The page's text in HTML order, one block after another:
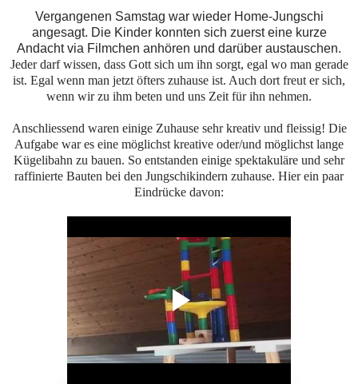
Vergangenen Samstag war wieder Home-Jungschi
angesagt. Die Kinder konnten sich zuerst eine kurze
Andacht via Filmchen anhören und darüber austauschen.
Jeder darf wissen, dass Gott sich um ihn sorgt, egal wo man gerade
ist. Egal wenn man jetzt öfters zuhause ist. Auch dort freut er sich,
wenn wir zu ihm beten und uns Zeit für ihn nehmen.
Anschliessend waren einige Zuhause sehr kreativ und fleissig! Die
Aufgabe war es eine möglichst kreative oder/und möglichst lange
Kügelibahn zu bauen. So entstanden einige spektakuläre und sehr
raffinierte Bauten bei den Jungschikindern zuhause. Hier ein paar
Eindrücke davon: